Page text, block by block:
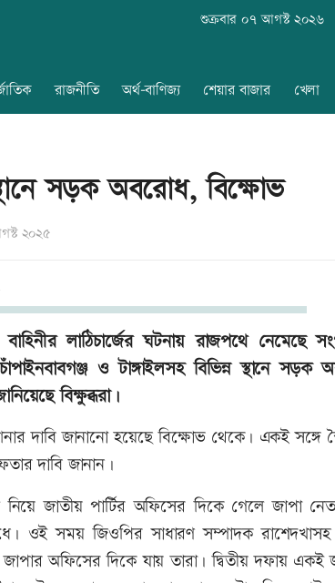
শুক্রবার ০৭ আগস্ট ২০২৬
রাজনীতি অর্থ-বাণিজ্য শেয়ার বাজার খেলা
সড়ক অবরোধ, বিক্ষোভ
২০২৫
লাঠিচার্জের ঘটনায় রাজপথে নেমেছে
চাঁপাইনবাবগঞ্জ ও টাঙ্গাইলসহ বিভিন্ন স্থানে সড়ক
বিক্ষুব্ধরা।
দাবি জানানো হয়েছে বিক্ষোভ থেকে। একই সঙ্গে
দাবি জানান।
জাতীয় পার্টির অফিসের দিকে গেলে জাপা
ওই সময় জিওপির সাধারণ সম্পাদক
অফিসের দিকে যায় তারা। দ্বিতীয় দফায় একই